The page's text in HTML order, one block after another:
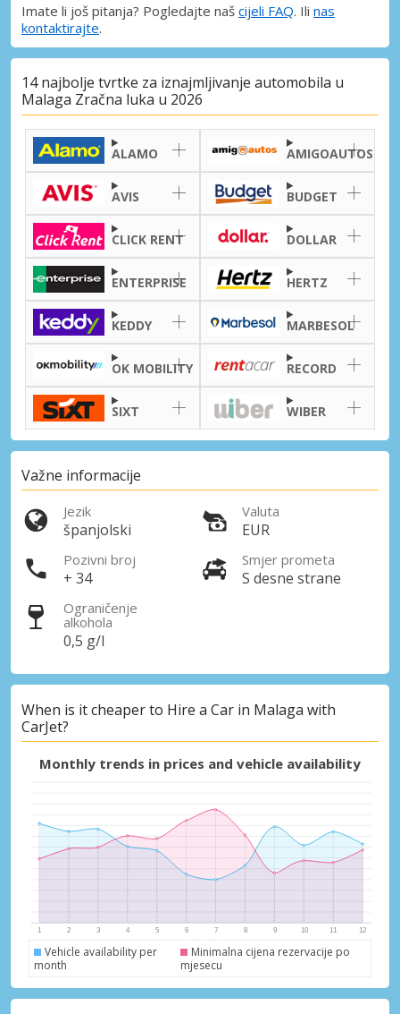
Imate li još pitanja? Pogledajte naš cijeli FAQ. Ili nas
kontaktirajte.
14 najbolje tvrtke za iznajmljivanje automobila u
Malaga Zračna luka u 2026
ALAMO AMIGOAUTOS
AVIS BUDGET
CLICK RENT DOLLAR
ENTERPRISE HERTZ
KEDDY MARBESOL
OK MOBILITY RECORD
SIXT WIBER
Važne informacije
Jezik
španjolski
Valuta
EUR
Pozivni broj
+ 34
Smjer prometa
S desne strane
Ograničenje
alkohola
0,5 g/l
When is it cheaper to Hire a Car in Malaga with
CarJet?
Monthly trends in prices and vehicle availability
Vehicle availability per
month
Minimalna cijena rezervacije po
mjesecu
Posebni popusti
Pristupite ekskluzivnim ponudama naših
dobavljača
Prijava putem eLinka